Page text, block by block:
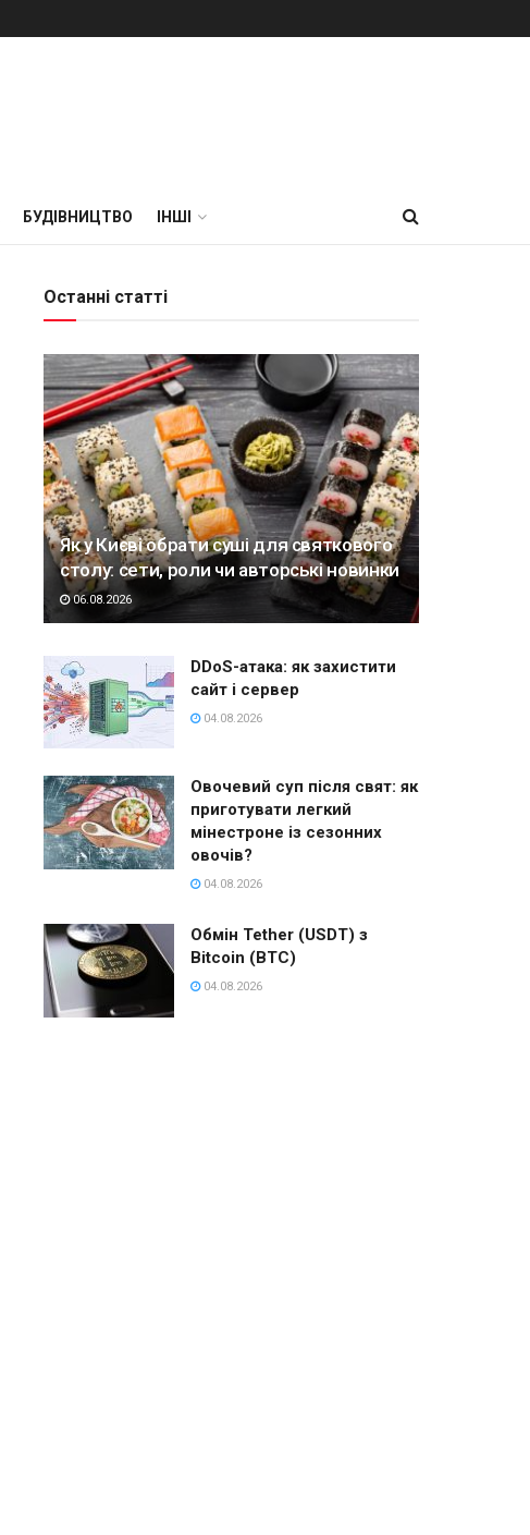
БУДІВНИЦТВО ІНШІ
Останні статті
Як у Києві обрати суші для святкового
столу: сети, роли чи авторські новинки
06.08.2026
DDoS-атака: як захистити
сайт і сервер
04.08.2026
Овочевий суп після свят: як
приготувати легкий
мінестроне із сезонних
овочів?
04.08.2026
Обмін Tether (USDT) з
Bitcoin (BTC)
04.08.2026